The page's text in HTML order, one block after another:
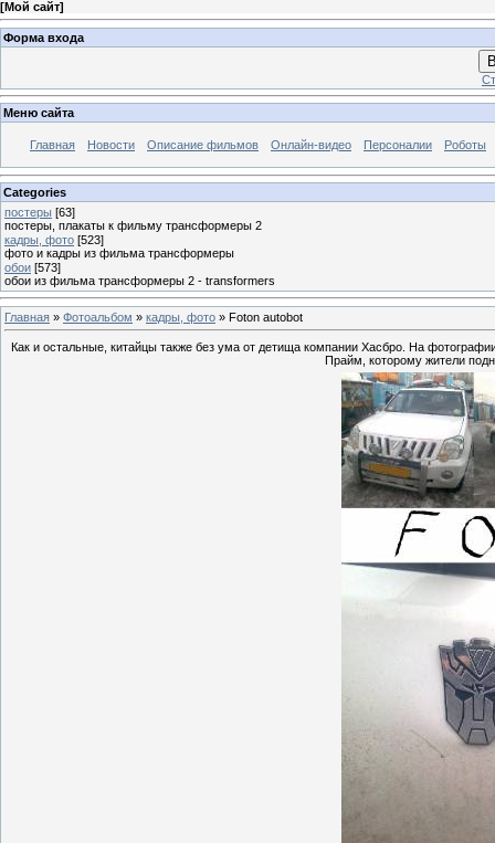
[Мой сайт]
Форма входа
Меню сайта
Главная Новости Описание фильмов Онлайн-видео Персоналии Роботы
Categories
постеры [63]
постеры, плакаты к фильму трансформеры 2
кадры, фото [523]
фото и кадры из фильма трансформеры
обои [573]
обои из фильма трансформеры 2 - transformers
Главная » Фотоальбом » кадры, фото » Foton autobot
Как и остальные, китайцы также без ума от детища компании Хасбро. На
Прайм, которому жители